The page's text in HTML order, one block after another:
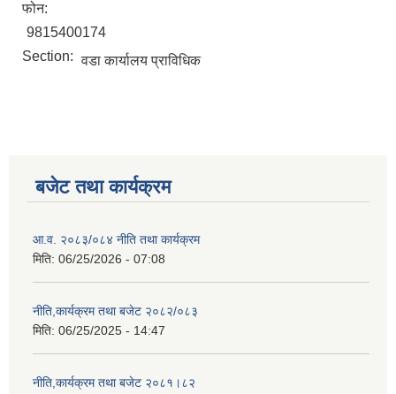
फोन:
9815400174
Section: वडा कार्यालय प्राविधिक
बजेट तथा कार्यक्रम
आ.व. २०८३/०८४ नीति तथा कार्यक्रम
मिति: 06/25/2026 - 07:08
नीति,कार्यक्रम तथा बजेट २०८२/०८३
मिति: 06/25/2025 - 14:47
नीति,कार्यक्रम तथा बजेट २०८१।८२